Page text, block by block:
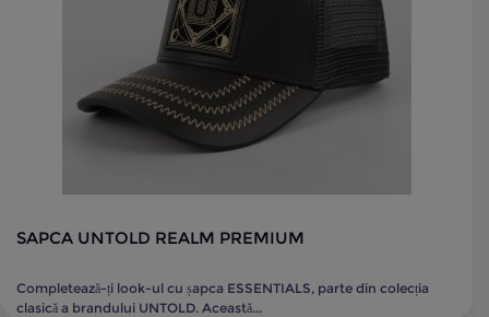
SAPCA UNTOLD REALM PREMIUM
Completează-ți look-ul cu șapca ESSENTIALS, parte din colecția
clasică a brandului UNTOLD. Această...